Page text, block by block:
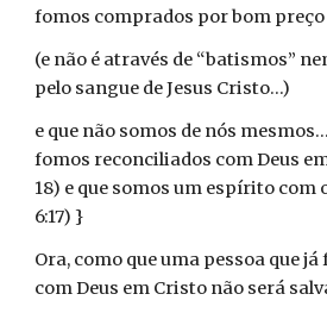
fomos comprados por bom preço
(e não é através de “batismos”
pelo sangue de Jesus Cristo...)
e que não somos de nós
fomos reconciliados com Deus
18) e que somos um espírito com
6:17) }
Ora, como que uma pessoa que já
com Deus em Cristo não será